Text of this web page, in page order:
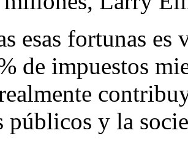
esas fortunas es
de impuestos
públicos y la